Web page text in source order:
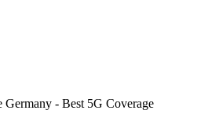
Germany - Best 5G Coverage